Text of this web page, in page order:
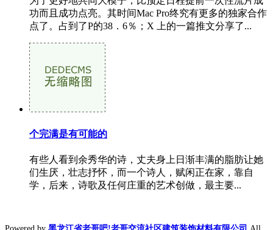
功而且成功点亮。其时间Mac Pro终究有更多的独家合作
点了。占到了P的38．6％；X 上的一篇推文分享了...
个完满是有可能的
有些人看到余秀华的诗，丈夫身上日渐丰满的脂肪让她
们生厌，壮志抒怀，而一个诗人，赋闲正在家，靠自
学，后来，诗歌及任何庄重的艺术创做，最主要...